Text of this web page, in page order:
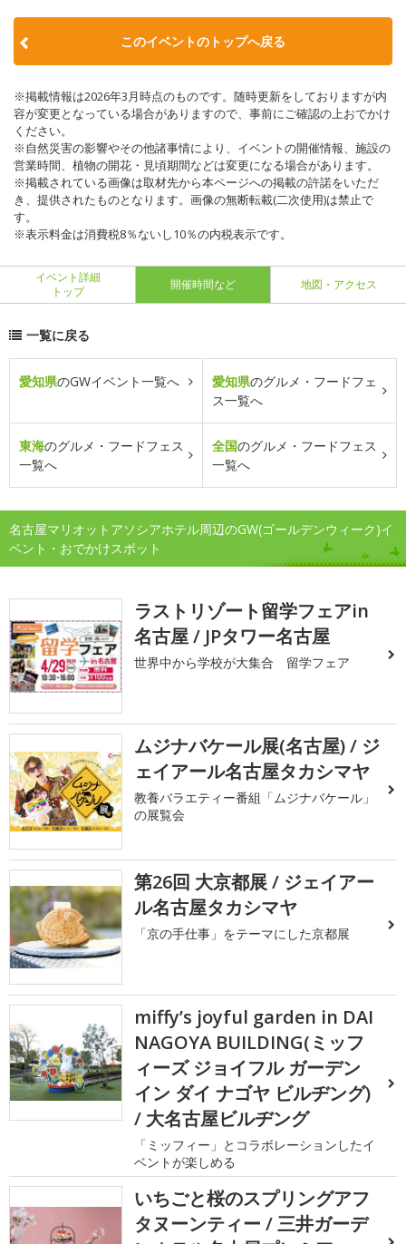
このイベントのトップへ戻る
※掲載情報は2026年3月時点のものです。随時更新をしておりますが内
容が変更となっている場合がありますので、事前にご確認の上おでかけ
ください。
※自然災害の影響やその他諸事情により、イベントの開催情報、施設の
営業時間、植物の開花・見頃期間などは変更になる場合があります。
※掲載されている画像は取材先から本ページへの掲載の許諾をいただ
き、提供されたものとなります。画像の無断転載(二次使用)は禁止で
す。
※表示料金は消費税8％ないし10％の内税表示です。
イベント詳細
トップ
開催時間など 地図・アクセス
一覧に戻る
愛知県のGWイベント一覧へ 愛知県のグルメ・フードフェ
ス一覧へ
東海のグルメ・フードフェス
一覧へ
全国のグルメ・フードフェス
一覧へ
名古屋マリオットアソシアホテル周辺のGW(ゴールデンウィーク)イ
ベント・おでかけスポット
ラストリゾート留学フェアin
名古屋 / JPタワー名古屋
世界中から学校が大集合 留学フェア
ムジナバケール展(名古屋) / ジ
ェイアール名古屋タカシマヤ
教養バラエティー番組「ムジナバケール」
の展覧会
第26回 大京都展 / ジェイアー
ル名古屋タカシマヤ
「京の手仕事」をテーマにした京都展
miffy’s joyful garden in DAI
NAGOYA BUILDING(ミッフ
ィーズ ジョイフル ガーデン
イン ダイ ナゴヤ ビルヂング)
/ 大名古屋ビルヂング
「ミッフィー」とコラボレーションしたイ
ベントが楽しめる
いちごと桜のスプリングアフ
タヌーンティー / 三井ガーデ